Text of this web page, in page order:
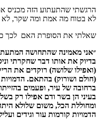
הרגשתי שהתעתוע הזה מכניס
לא בטוח מה אמת ומה שקר, לא
שאלתי את הסופרת האם לכך
״אני מאמינה שהתחושה
בדיוק את אותו דבר שחקרתי
(ואפילו שלושה) רוקדים את
(חולם ושורוק) בהתאם.
ברחובה של עיר, ופעמים
בעיני הן בשר ודם אפילו רק
ומחוללת הכל, משום שלולא
הדמויות קורמות עור וגידים